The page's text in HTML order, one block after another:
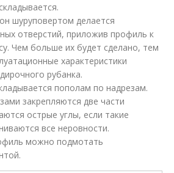
шуруповертом делается
отверстий, приложив профиль к
Чем больше их будет сделано, тем
характеристики
рубанка.
пополам по надрезам.
закрепляются две части
острые углы, если такие
все неровности.
можно подмотать